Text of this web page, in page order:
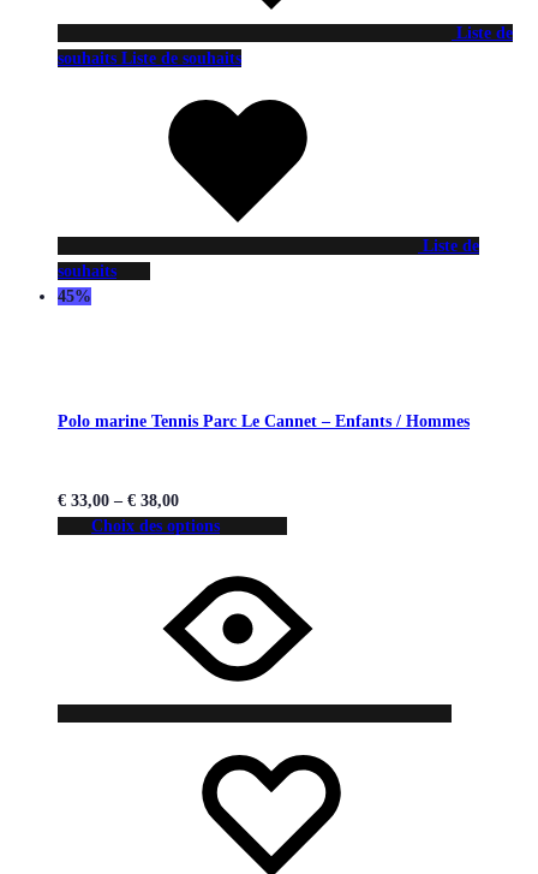
Liste de
souhaits Liste de souhaits
Liste de
souhaits
45%
Polo marine Tennis Parc Le Cannet – Enfants / Hommes
€ 33,00 – € 38,00
Choix des options